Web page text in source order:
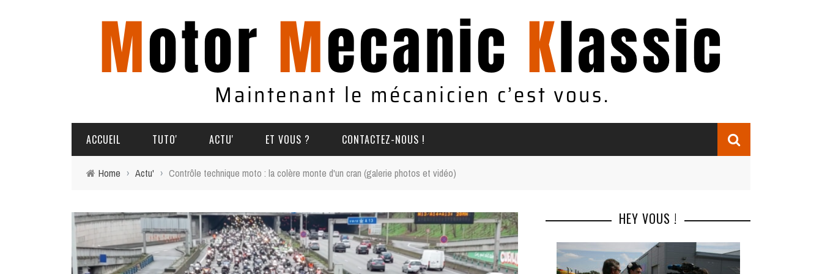
ACCUEIL TUTO'
COMMENT ÇA MARCHE
ACTU' ET VOUS ?
AGENDA
SOUVENIRS
CONTACTEZ-NOUS !
Home › Actu' › Contrôle technique moto : la colère monte d'un cran (galerie photos et vidéo)
HEY VOUS !